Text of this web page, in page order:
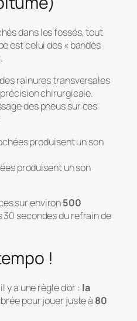
dans les fossés, tout
est celui des « bandes
rainures transversales
chirurgicale.
des pneus sur ces
produisent un son
produisent un son
sur environ500
30 secondes du refrain de
!
a une règle d’or : la
pour jouer juste à 80